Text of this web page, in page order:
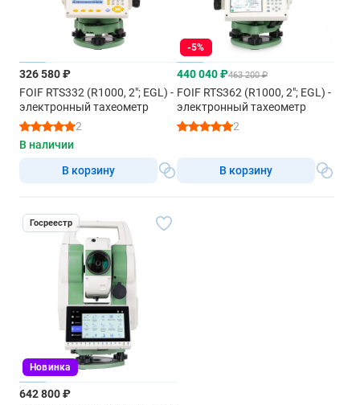
326 580 ₽
FOIF RTS332 (R1000, 2"; EGL) -
электронный тахеометр
2
В наличии
В корзину
-5%
440 040 ₽463 200 ₽
FOIF RTS362 (R1000, 2"; EGL) -
электронный тахеометр
2
В корзину
Госреестр
Новинка
642 800 ₽